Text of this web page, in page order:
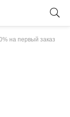
на первый заказ